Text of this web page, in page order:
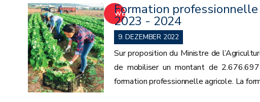
WEITER
Formation
2023 - 2024
9. DEZEMBER 2022
Sur proposition du Ministre de
de mobiliser un montant de
formation professionnelle agricole. La